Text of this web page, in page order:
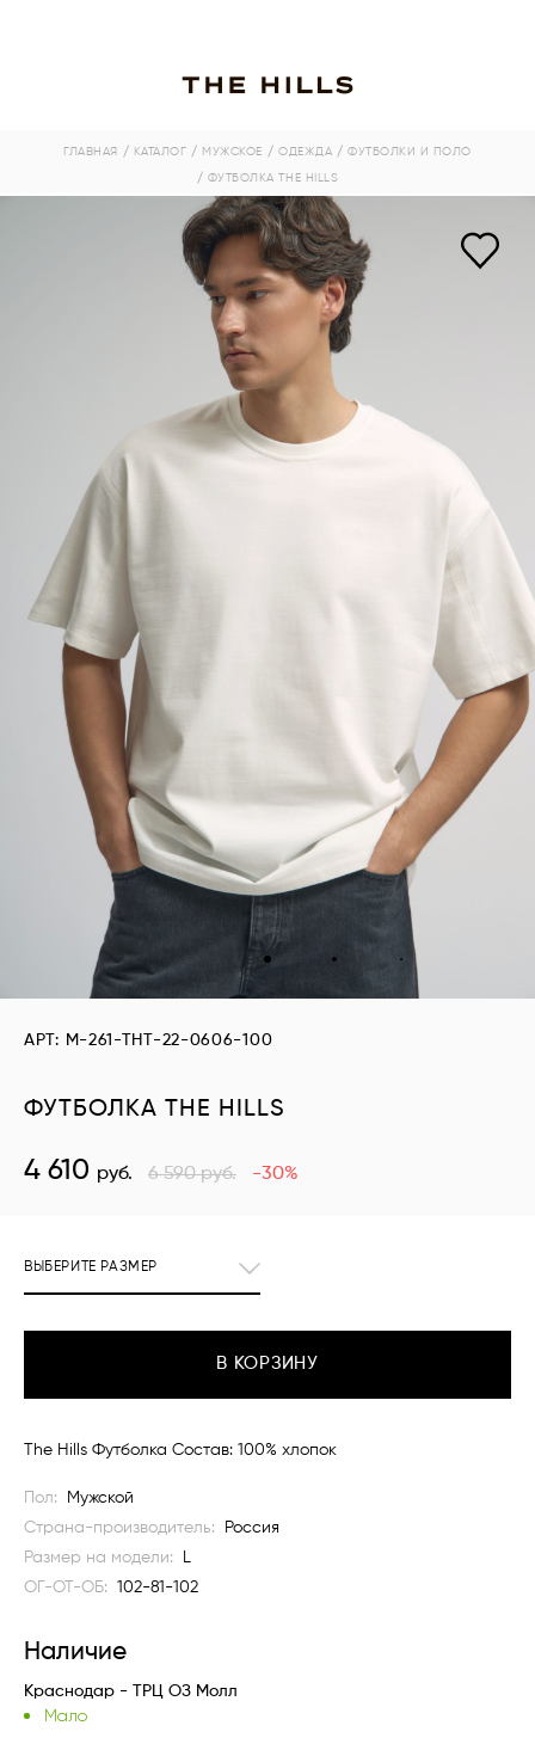
ГЛАВНАЯ / КАТАЛОГ / МУЖСКОЕ / ОДЕЖДА / ФУТБОЛКИ И ПОЛО
/ ФУТБОЛКА THE HILLS
ФУТБОЛКА THE HILLS
АРТ: M-261-THT-22-0606-100
4 610 руб. 6 590руб. -30%
ВЫБЕРИТЕ РАЗМЕР
В КОРЗИНУ
The Hills Футболка Состав: 100% хлопок
Пол:
Мужской
Страна-производитель:
Россия
Размер на модели:
L
ОГ-ОТ-ОБ:
102-81-102
Наличие
Краснодар - ТРЦ ОЗ Молл
Мало